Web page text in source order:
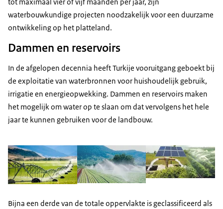
waterbouwkundige projecten noodzakelijk voor een duurzame
ontwikkeling op het platteland.
Dammen en reservoirs
In de afgelopen decennia heeft Turkije vooruitgang geboekt bij
de exploitatie van waterbronnen voor huishoudelijk gebruik,
irrigatie en energieopwekking. Dammen en reservoirs maken
het mogelijk om water op te slaan om dat vervolgens het hele
jaar te kunnen gebruiken voor de landbouw.
Bijna een derde van de totale oppervlakte is geclassificeerd als